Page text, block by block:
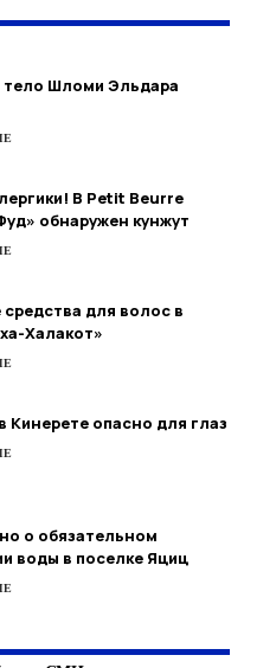
тело Шломи Эльдара
В Petit Beurre
обнаружен кунжут
для волос в
Халакот»
Кинерете опасно для глаз
о обязательном
воды в поселке Яциц